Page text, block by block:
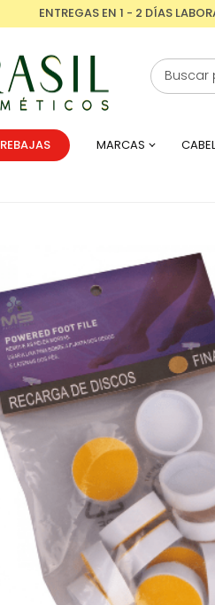
ENTREGAS EN 1 - 2 DÍAS
REBAJAS MARCAS